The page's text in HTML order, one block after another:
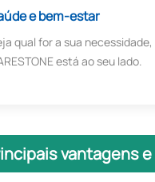
e bem-estar
qual for a sua necessidade,
está ao seu lado.
vantagens